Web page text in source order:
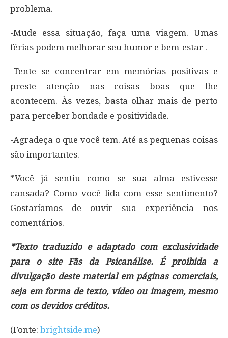
problema.
-Mude essa situação, faça uma viagem. Umas
férias podem melhorar seu humor e bem-estar .
-Tente se concentrar em memórias positivas e
preste atenção nas coisas boas que lhe
acontecem. Às vezes, basta olhar mais de perto
para perceber bondade e positividade.
-Agradeça o que você tem. Até as pequenas coisas
são importantes.
*Você já sentiu como se sua alma estivesse
cansada? Como você lida com esse sentimento?
Gostaríamos de ouvir sua experiência nos
comentários.
*Texto traduzido e adaptado com exclusividade
para o site Fãs da Psicanálise. É proibida a
divulgação deste material em páginas comerciais,
seja em forma de texto, vídeo ou imagem, mesmo
com os devidos créditos.
(Fonte: brightside.me)